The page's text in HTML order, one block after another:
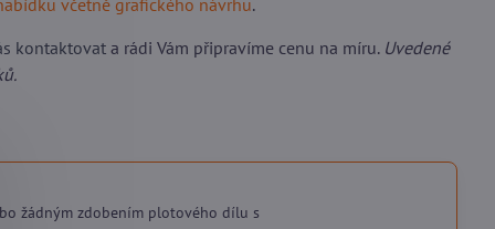
včetně grafického návrhu.
kontaktovata rádi Vám připravíme cenu na míru. Uvedené
žádným zdobením plotového dílu s